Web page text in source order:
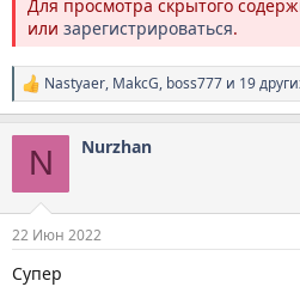
Для просмотра скрытого
или зарегистрироваться.
Р
е
Nastyaer, MakcG, boss777 и 19
N Nurzhan
22 Июн 2022
Супер